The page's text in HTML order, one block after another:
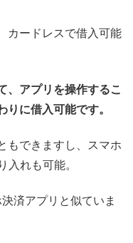
カードレスで借入可能
、アプリを操作するこ
りに借入可能です。
もできますし、スマホ
入れも可能。
済アプリと似ていま